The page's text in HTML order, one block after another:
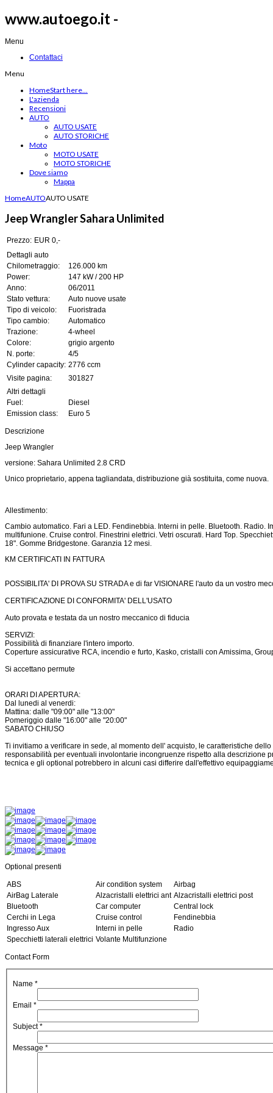
www.autoego.it -
Menu
Contattaci
Menu
HomeStart here...
L'azienda
Recensioni
AUTO
AUTO USATE
AUTO STORICHE
Moto
MOTO USATE
MOTO STORICHE
Dove siamo
Mappa
HomeAUTOAUTO USATE
Jeep Wrangler Sahara Unlimited
Prezzo: EUR 0,-
Dettagli auto
Chilometraggio:
126.000 km
Power:
147 kW / 200 HP
Anno:
06/2011
Stato vettura:
Auto nuove usate
Tipo di veicolo:
Fuoristrada
Tipo cambio:
Automatico
Trazione:
4-wheel
Colore:
grigio argento
N. porte:
4/5
Cylinder capacity: 2776 ccm
Visite pagina:
301827
Altri dettagli
Fuel:
Diesel
Emission class:
Euro 5
Descrizione
Jeep Wrangler
versione: Sahara Unlimited 2.8 CRD
Unico proprietario, appena tagliandata, distribuzione già sostituita, come nuova.
Allestimento:
Cambio automatico. Fari a LED. Fendinebbia. Interni in pelle. Bluetooth. Radio.
multifunione. Cruise control. Finestrini elettrici. Vetri oscurati. Hard Top.
18". Gomme Bridgestone. Garanzia 12 mesi.
KM CERTIFICATI IN FATTURA
POSSIBILITA' DI PROVA SU STRADA e di far VISIONARE l'auto da un vostro
CERTIFICAZIONE DI CONFORMITA' DELL'USATO
Auto provata e testata da un nostro meccanico di fiducia
SERVIZI:
Possibilità di finanziare l'intero importo.
Coperture assicurative RCA, incendio e furto, Kasko, cristalli con Amissima,
Si accettano permute
ORARI DI APERTURA:
Dal lunedi al venerdi:
Mattina: dalle "09:00" alle "13:00"
Pomeriggio dalle "16:00" alle "20:00"
SABATO CHIUSO
Ti invitiamo a verificare in sede, al momento dell' acquisto, le caratteristiche
responsabilità per eventuali involontarie incongruenze rispetto alla descrizione
tecnica e gli optional potrebbero in alcuni casi differire dall'effettivo
Optional presenti
ABS Air condition system
Airbag
AirBag Laterale
Alzacristalli elettrici ant Alzacristalli elettrici post
Bluetooth
Car computer
Central lock
Cerchi in Lega
Cruise control
Fendinebbia
Ingresso Aux
Interni in pelle
Radio
Specchietti laterali elettrici Volante Multifunzione
Contact Form
Name *
Email *
Subject*
Message *